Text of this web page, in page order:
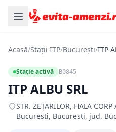
Acasă/Stații ITP/București/ITP
Stație activă B0845
ITP ALBU SRL
STR. ZEŢARILOR, HALA
Bucuresti, Bucuresti, jud.